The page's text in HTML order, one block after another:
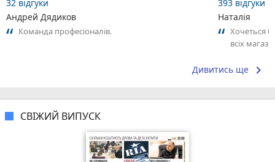
32 відгуки
Андрей Дядиков
Команда професіоналів.
393 відгуки
Наталія
Хочеться
всіх
Дивитись ще keyboard_arrow_right
СВІЖИЙ ВИПУСК